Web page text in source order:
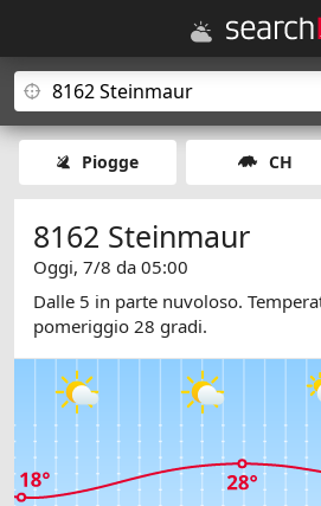
Piogge CH
8162 Steinmaur
Oggi, 7/8 da 05:00
Dalle 5 in parte nuvoloso.
pomeriggio 28 gradi.